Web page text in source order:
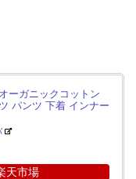
ーガニックコットン
パンツ 下着 インナー
天市場